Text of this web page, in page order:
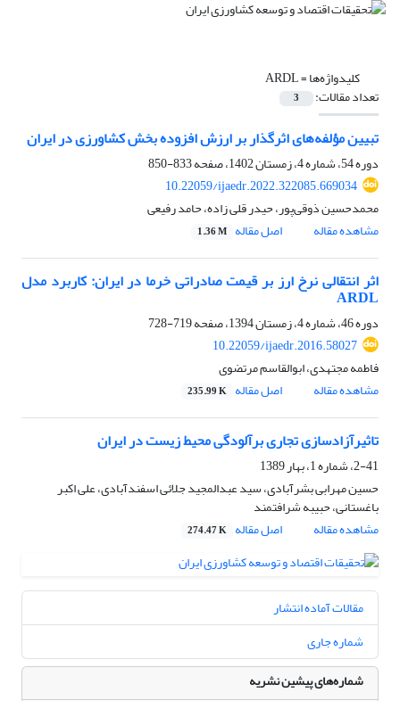
کلیدواژه‌ها =ARDL
تعداد مقالات: 3
تبیین مؤلفه‌های اثرگذار بر ارزش افزوده بخش کشاورزی در ایران
دوره 54، شماره 4، زمستان 1402، صفحه
833-850
10.22059/ijaedr.2022.322085.669034
محمدحسین ذوقی‌پور، حیدر قلی زاده، حامد رفیعی
مشاهده مقاله
اصل مقاله 1.36 M
اثر انتقالی نرخ ارز بر قیمت صادراتی خرما در ایران: کاربرد مدل
ARDL
دوره 46، شماره 4، زمستان 1394، صفحه
719-728
10.22059/ijaedr.2016.58027
فاطمه مجتهدی، ابوالقاسم مرتضوی
مشاهده مقاله
اصل مقاله 235.99 K
تاثیرآزادسازی تجاری برآلودگی محیط زیست در ایران
2-41، شماره 1، بهار 1389
حسین مهرابی بشرآبادی، سید عبدالمجید جلائی اسفندآبادی، علی اکبر
باغستانی، حبیبه شرافتمند
مشاهده مقاله
اصل مقاله 274.47 K
مقالات آماده انتشار
شماره جاری
شماره‌های پیشین نشریه